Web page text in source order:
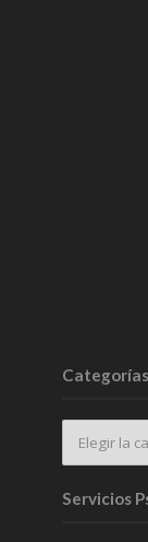
Categorías
Servicios